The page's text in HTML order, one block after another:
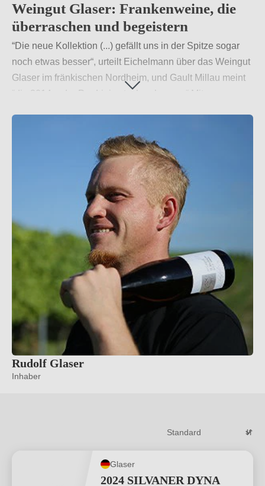
Weingut Glaser: Frankenweine, die
überraschen und begeistern
“Die neue Kollektion (...) gefällt uns in der Spitze sogar
noch etwas besser“, urteilt Eichelmann über das Weingut
Glaser im fränkischen Nordheim, und Gault Millau meint
“die 2014er der Pur-Linie stechen heraus.“ Mit
die vollfruchtig-komplexen, seidigen Spitzengewächse
aus dem Barrique des Weingut Glaser überraschen und
bereichern das Sortiment des Frankenweins.
Rudolf Glaser
Inhaber
Glaser
2024 SILVANER DYNA